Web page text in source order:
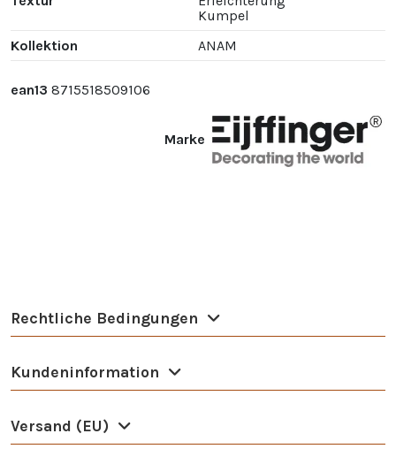
Kumpel
Kollektion
ANAM
Marke
ean13 8715518509106
Rechtliche Bedingungen
Kundeninformation
Versand (EU)